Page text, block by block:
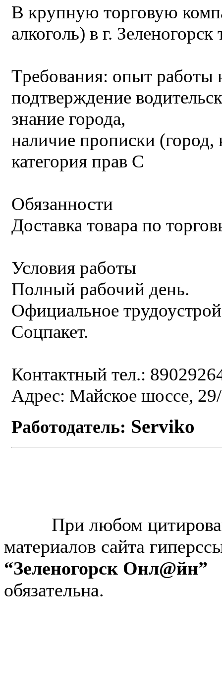
В крупную торговую
алкоголь) в г.
Требования: опыт работы
подтверждение
знание города,
наличие прописки (город,
категория прав С
Обязанности
Доставка товара по
Условия работы
Полный рабочий день.
Официальное
Соцпакет.
Контактный тел.:
Адрес: Майское шоссе,
Работодатель: Serviko
При любом
материалов сайта
“Зеленогорск Онл@йн”
обязательна.